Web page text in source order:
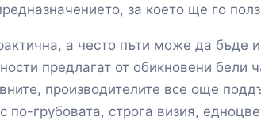
за което ще го
а често пъти може да бъде
предлагат от обикновени бели
производителите все още
по-грубовата, строга визия,